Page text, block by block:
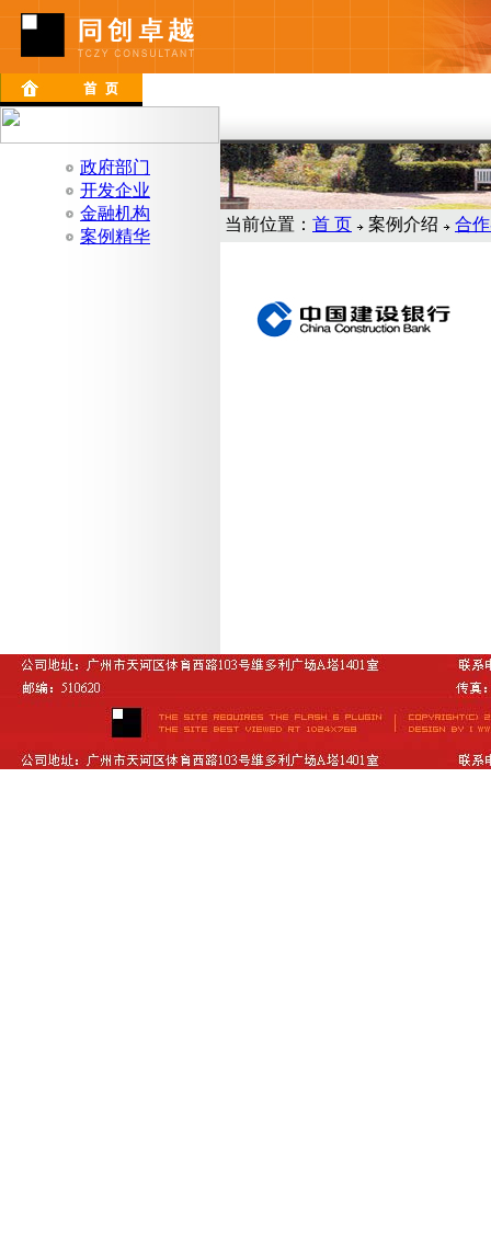
政府部门
开发企业
金融机构
案例精华
当前位置： 首 页 案例介绍 合